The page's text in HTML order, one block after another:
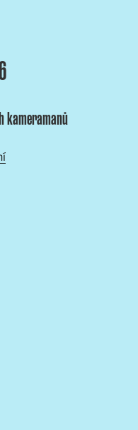
kameramanů
„Cena